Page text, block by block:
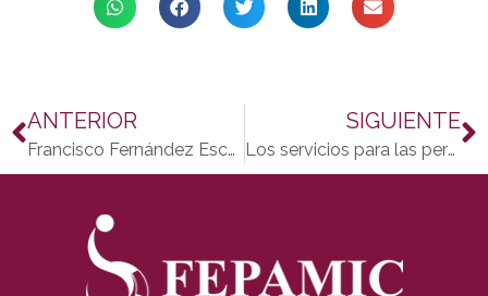
ANTERIOR
Francisco Fernández Escudero, presidente de ACOPYPOS: “Nuestra discapacidad se podía haber evitado. No debemos olvidarlo para que no se repita en ningún lugar del mundo”
SIGUIENTE
Los servicios para las personas con discapacidad están en riesgo por falta de financiación adecuada